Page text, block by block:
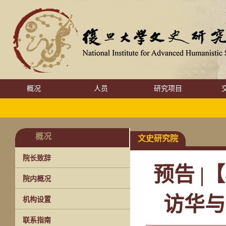
概况 人员 研究项目
概况
院长致辞
院内概况
机构设置
联系指南
文史研究院
预告 |
访华